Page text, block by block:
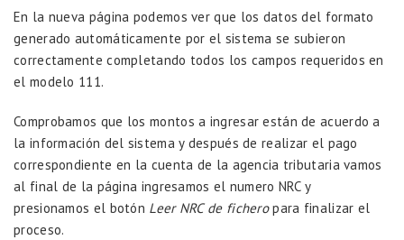
En la nueva página podemos ver que los datos del formato
generado automáticamente por el sistema se subieron
correctamente completando todos los campos requeridos en
el modelo 111.
Comprobamos que los montos a ingresar están de acuerdo a
la información del sistema y después de realizar el pago
correspondiente en la cuenta de la agencia tributaria vamos
al final de la página ingresamos el numero NRC y
presionamos el botón Leer NRC de ficheropara finalizar el
proceso.